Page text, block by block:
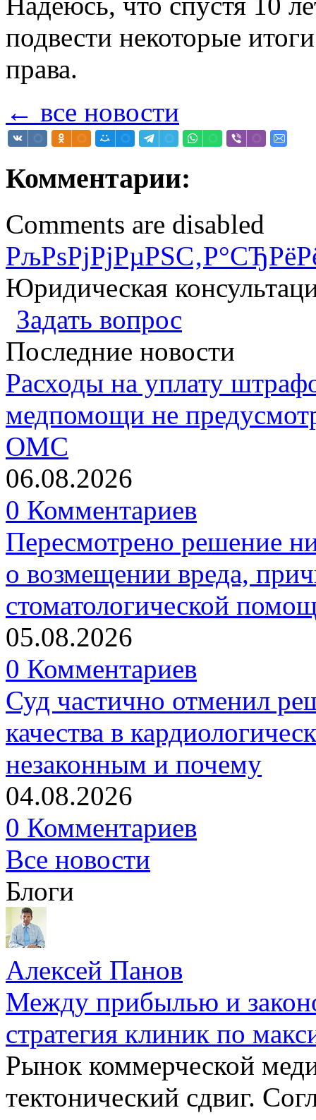
подвести некоторые
права.
← все новости
Комментарии:
Comments are disabled
Юридическая
Задать вопрос
Последние новости
Расходы на уплату
медпомощи не
ОМС
06.08.2026
0 Комментариев
Пересмотрено решение
о возмещении вреда,
стоматологической
05.08.2026
0 Комментариев
Суд частично отменил
качества в
незаконным и почему
04.08.2026
0 Комментариев
Все новости
Блоги
Алексей Панов
Между прибылью и
стратегия клиник по
Рынок коммерческой
тектонический сдвиг.